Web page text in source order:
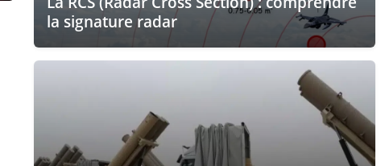
la signature radar